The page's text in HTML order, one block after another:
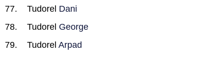
Tudorel Dani
Tudorel George
Tudorel Arpad